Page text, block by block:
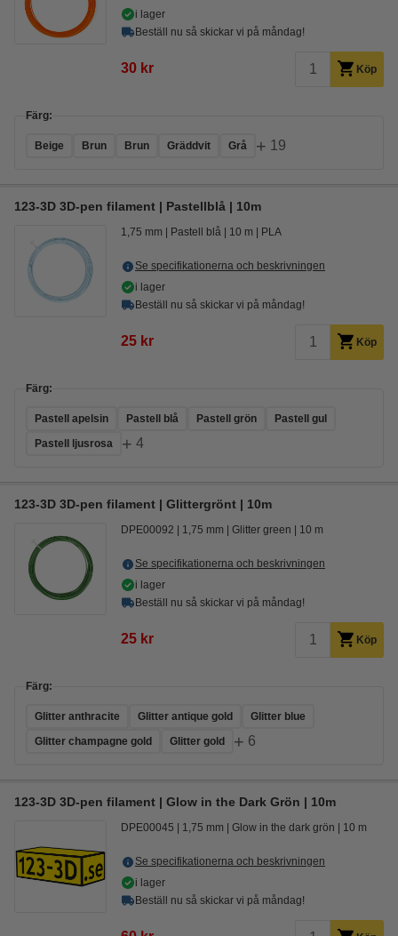
i lager
Beställ nu så skickar vi på måndag!
30 kr Köp
Färg:
Beige Brun Brun Gräddvit Grå + 19
123-3D 3D-pen filament | Pastellblå | 10m
1,75 mm Pastell blå 10 m PLA
Se specifikationerna och beskrivningen
i lager
Beställ nu så skickar vi på måndag!
25 kr Köp
Färg:
Pastell apelsin Pastell blå Pastell grön
Pastell gul
Pastell ljusrosa
+ 4
123-3D 3D-pen filament | Glittergrönt | 10m
DPE00092 1,75 mm Glitter green 10 m
Se specifikationerna och beskrivningen
i lager
Beställ nu så skickar vi på måndag!
25 kr Köp
Färg:
Glitter anthracite Glitter antique gold
Glitter blue
Glitter champagne gold
Glitter gold + 6
123-3D 3D-pen filament | Glow in the Dark Grön | 10m
DPE00045 1,75 mm Glow in the dark grön 10 m
Se specifikationerna och beskrivningen
i lager
Beställ nu så skickar vi på måndag!